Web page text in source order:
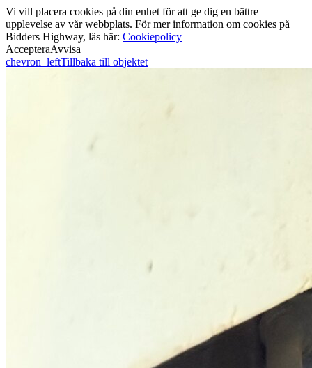
Vi vill placera cookies på din enhet för att ge dig en bättre
upplevelse av vår webbplats. För mer information om cookies på
Bidders Highway, läs här: Cookiepolicy
AccepteraAvvisa
chevron_leftTillbaka till objektet